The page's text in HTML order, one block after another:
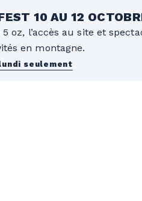
10 AU 12
oz, l’accès au site et
en montagne.
seulement